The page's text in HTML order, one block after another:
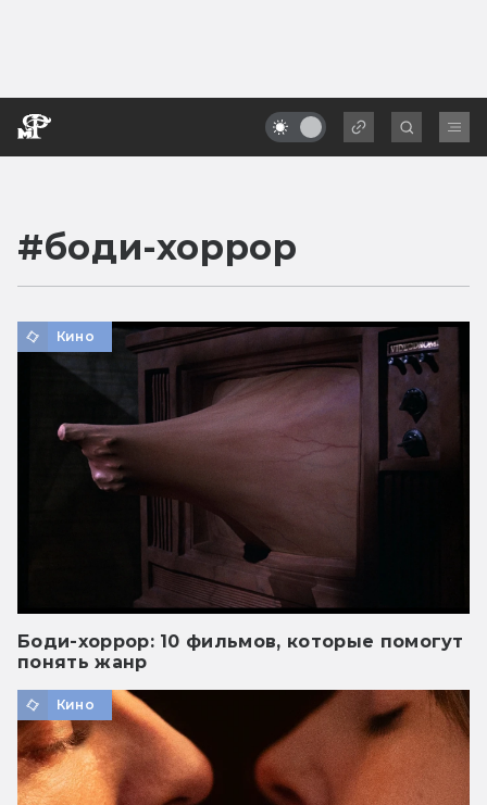
#боди-хоррор
Кино
Боди-хоррор: 10 фильмов, которые помогут
понять жанр
Кино